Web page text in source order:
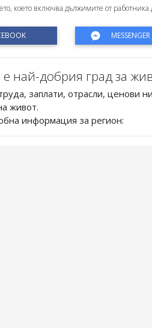
което включва дължимите от
най-добрия град за
заплати, отрасли, ценови
живот.
информация за регион: